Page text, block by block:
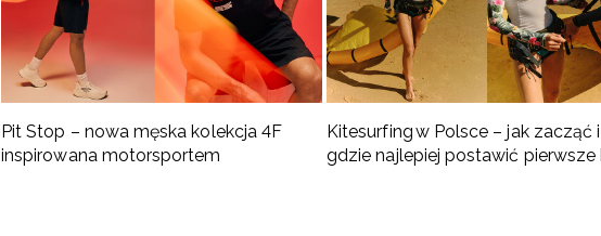
Pit Stop – nowa męska kolekcja 4F
inspirowana motorsportem
Kitesurfing w Polsce – jak zacząć i
gdzie najlepiej postawić pierwsze